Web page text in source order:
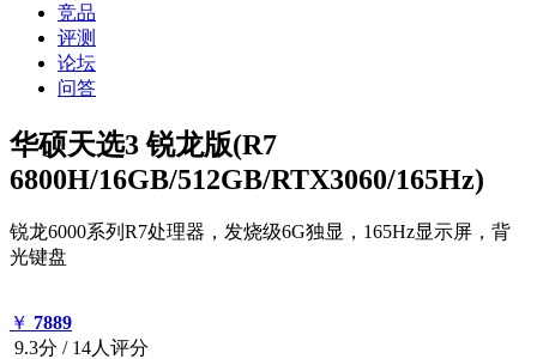
竞品
评测
论坛
问答
华硕天选3 锐龙版(R7
6800H/16GB/512GB/RTX3060/165Hz)
锐龙6000系列R7处理器，发烧级6G独显，165Hz显示屏，背
光键盘
￥ 7889
9.3分 / 14人评分